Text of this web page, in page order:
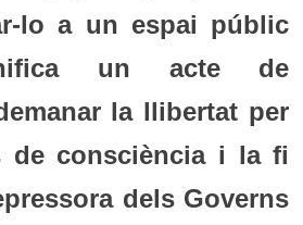
lo a un espai públic
un acte de
la llibertat per
de consciència i la fi
dels Governs